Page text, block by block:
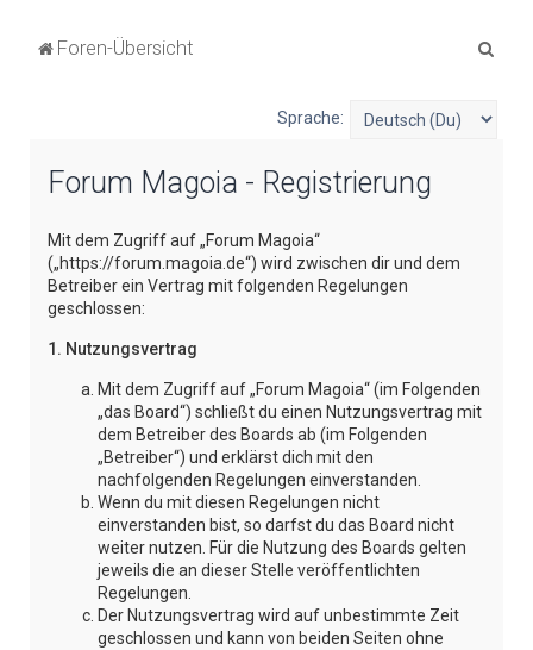
Foren-Übersicht
Sprache:
Forum Magoia - Registrierung
Mit dem Zugriff auf „Forum Magoia“
(„https://forum.magoia.de“) wird zwischen dir und dem
Betreiber ein Vertrag mit folgenden Regelungen
geschlossen:
1. Nutzungsvertrag
Mit dem Zugriff auf „Forum Magoia“ (im Folgenden
„das Board“) schließt du einen Nutzungsvertrag mit
dem Betreiber des Boards ab (im Folgenden
„Betreiber“) und erklärst dich mit den
nachfolgenden Regelungen einverstanden.
Wenn du mit diesen Regelungen nicht
einverstanden bist, so darfst du das Board nicht
weiter nutzen. Für die Nutzung des Boards gelten
jeweils die an dieser Stelle veröffentlichten
Regelungen.
Der Nutzungsvertrag wird auf unbestimmte Zeit
geschlossen und kann von beiden Seiten ohne